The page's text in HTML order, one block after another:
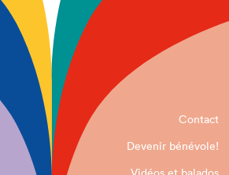
Contact
Devenir bénévole!